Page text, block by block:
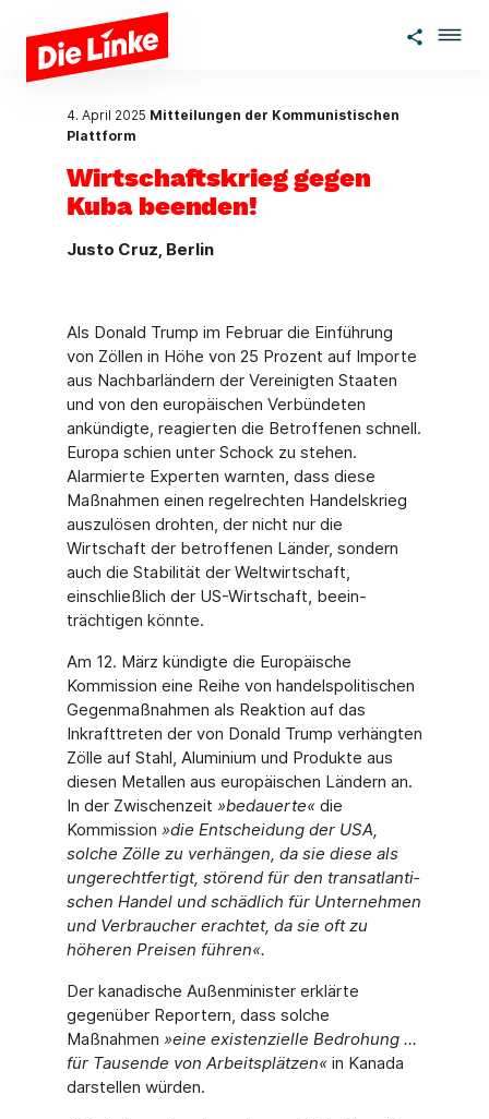
Zum Hauptinhalt springen
4. April 2025 Mitteilungen der Kommunistischen
Plattform
Wirtschaftskrieg gegen
Kuba beenden!
Justo Cruz, Berlin
Als Donald Trump im Februar die Einführung
von Zöllen in Höhe von 25 Prozent auf Importe
aus Nachbarländern der Vereinigten Staaten
und von den europäischen Ver­bündeten
ankündigte, reagierten die Betroffenen schnell.
Europa schien unter Schock zu stehen.
Alarmierte Experten warnten, dass diese
Maßnahmen einen regelrechten Handelskrieg
auszulösen drohten, der nicht nur die
Wirtschaft der betroffenen Länder, sondern
auch die Stabilität der Weltwirtschaft,
einschließlich der US-Wirtschaft, beein­
trächtigen könnte.
Am 12. März kündigte die Europäische
Kommission eine Reihe von handelspolitischen
Gegenmaßnahmen als Reaktion auf das
Inkrafttreten der von Donald Trump verhängten
Zölle auf Stahl, Aluminium und Produkte aus
diesen Metallen aus europäischen Län­dern an.
In der Zwischenzeit »bedauerte«die
Kommission »die Entscheidung der USA,
solche Zölle zu verhängen, da sie diese als
ungerechtfertigt, störend für den transatlanti­
schen Handel und schädlich für Unternehmen
und Verbraucher erachtet, da sie oft zu
höheren Preisen führen«.
Der kanadische Außenminister erklärte
gegenüber Reportern, dass solche
Maßnahmen »eine existenzielle Bedrohung ...
für Tausende von Arbeitsplätzen«in Kanada
darstellen würden.